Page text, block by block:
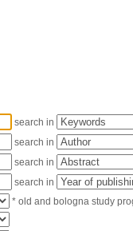
search in
search in
search in
search in
* old and bologna study